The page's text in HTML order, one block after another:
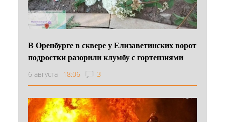
В Оренбурге в сквере у Елизаветинских ворот
подростки разорили клумбу с гортензиями
6 августа 18:06 3